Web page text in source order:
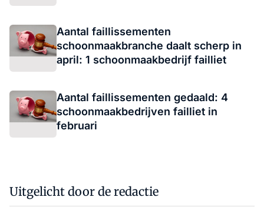
Aantal faillissementen
schoonmaakbranche daalt scherp in
april: 1 schoonmaakbedrijf failliet
Aantal faillissementen gedaald: 4
schoonmaakbedrijven failliet in
februari
Uitgelicht door de redactie